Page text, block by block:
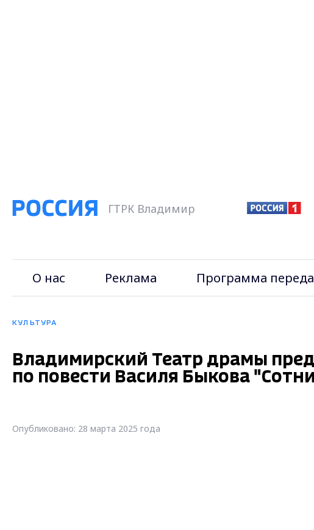
ГТРК Владимир
О нас Реклама Программа
КУЛЬТУРА
Владимирский Театр драмы
по повести Василя Быкова
Опубликовано: 28 марта 2025 года